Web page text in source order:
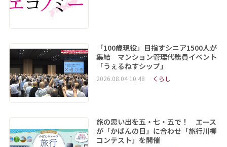
「100歳現役」目指すシニア1500人が
集結 マンション管理代務員イベント
「うぇるねすシップ」
2026.08.04 10:48 くらし
旅の思い出を五・七・五で！ エース
が「かばんの日」に合わせ「旅行川柳
コンテスト」を開催